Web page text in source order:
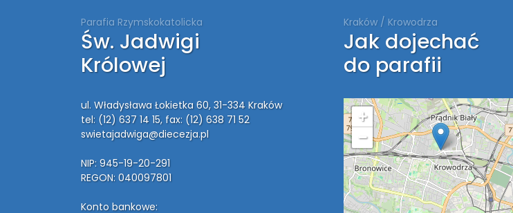
Parafia Rzymskokatolicka
Św. Jadwigi
Królowej
ul. Władysława Łokietka 60, 31-334 Kraków
tel: (12) 637 14 15, fax: (12) 638 71 52
swietajadwiga@diecezja.pl
NIP: 945-19-20-291
REGON: 040097801
Konto bankowe:
Kraków / Krowodrza
Jak dojechać
do parafii
+
−